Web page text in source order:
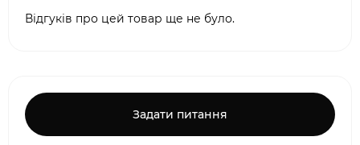
Відгуків про цей товар ще не було.
Задати питання